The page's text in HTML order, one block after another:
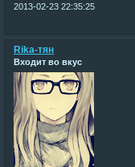
2013-02-23 22:35:25
Rika-тян
Входит во вкус